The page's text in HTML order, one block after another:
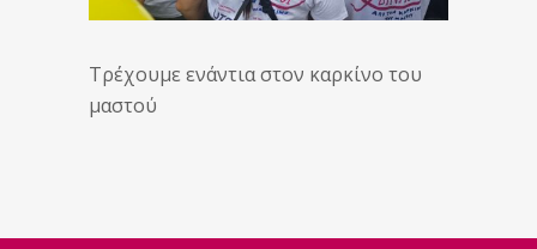
Τρέχουμε ενάντια στον καρκίνο του
μαστού